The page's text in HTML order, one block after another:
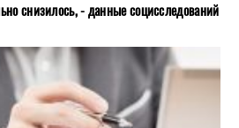
снизилось, - данные социсследований